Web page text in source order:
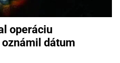
operáciu
dátum